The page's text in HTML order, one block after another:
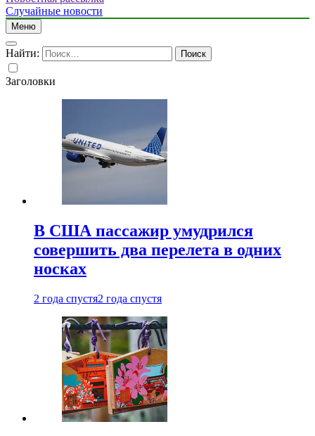
Случайные новости
Меню
Найти:
Заголовки
В США пассажир умудрился
совершить два перелета в одних
носках
2 года спустя2 года спустя